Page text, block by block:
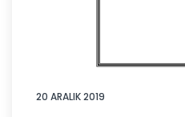
20 ARALIK 2019